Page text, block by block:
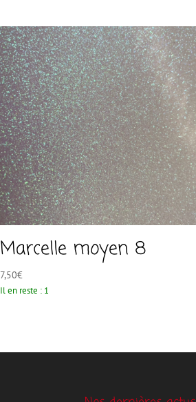
Marcelle moyen 8
7,50€
Il en reste : 1